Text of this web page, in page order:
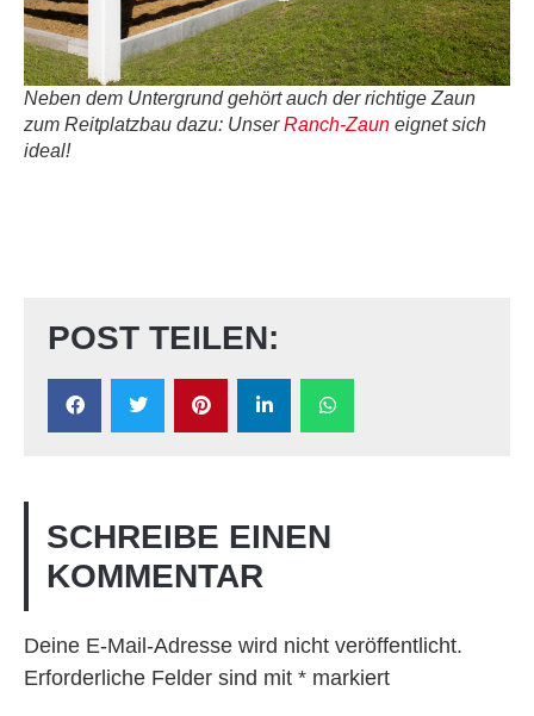
Neben dem Untergrund gehört auch der richtige Zaun
zum Reitplatzbau dazu: UnserRanch-Zaun eignet sich
ideal!
POST TEILEN:
SCHREIBE EINEN
KOMMENTAR
Deine E-Mail-Adresse wird nicht veröffentlicht.
Erforderliche Felder sind mit * markiert